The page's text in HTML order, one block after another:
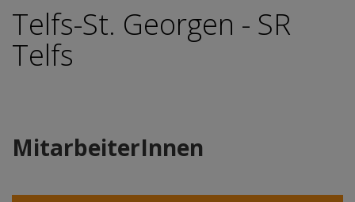
Telfs-St. Georgen - SR
Telfs
MitarbeiterInnen